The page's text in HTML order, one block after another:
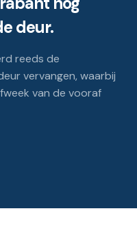
deur.
reeds de
vervangen, waarbij
van de vooraf